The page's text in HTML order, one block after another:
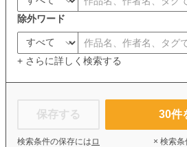
除外ワード
+ さらに詳しく検索する
保存する
検索条件の保存には ロ
30件
× 検索